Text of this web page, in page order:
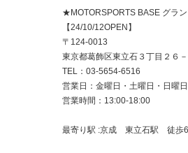
★MOTORSPORTS BASE グラ
【24/10/12OPEN】
〒124-0013
東京都葛飾区東立石３丁目２６
TEL：03-5654-6516
営業日：金曜日・土曜日・日曜日
営業時間：13:00-18:00
最寄り駅 :京成 東立石駅 徒歩